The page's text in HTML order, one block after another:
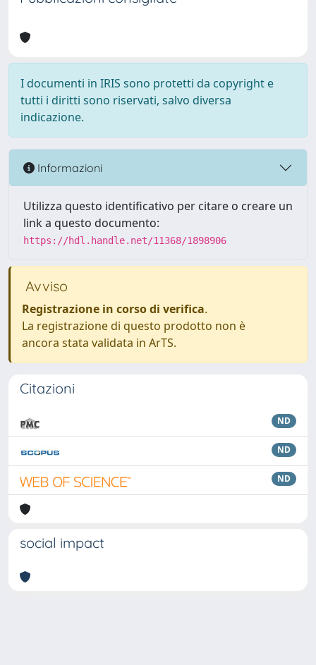
I documenti in IRIS sono protetti da copyright e
tutti i diritti sono riservati, salvo diversa
indicazione.
Informazioni
Utilizza questo identificativo per citare o creare un
link a questo documento:
https://hdl.handle.net/11368/1898906
Avviso
Registrazione in corso di verifica.
La registrazione di questo prodotto non è
ancora stata validata in ArTS.
Citazioni
ND
ND
ND
social impact